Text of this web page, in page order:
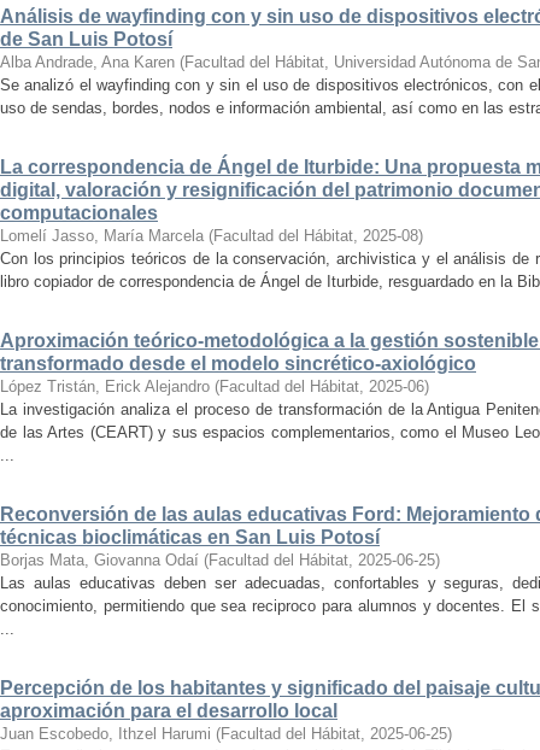
Análisis de wayfinding con y sin uso de dispositivos
de San Luis Potosí
Alba Andrade, Ana Karen (Facultad del Hábitat, Universidad Autónoma de
Se analizó el wayfinding con y sin el uso de dispositivos electrónicos, con
uso de sendas, bordes, nodos e información ambiental, así como en las
La correspondencia de Ángel de Iturbide: Una propuesta
digital, valoración y resignificación del patrimonio
computacionales
Lomelí Jasso, María Marcela (Facultad del Hábitat, 2025-08)
Con los principios teóricos de la conservación, archivistica y el análisis de
libro copiador de correspondencia de Ángel de Iturbide, resguardado en la
Aproximación teórico-metodológica a la gestión
transformado desde el modelo sincrético-axiológico
López Tristán, Erick Alejandro (Facultad del Hábitat, 2025-06)
La investigación analiza el proceso de transformación de la Antigua
de las Artes (CEART) y sus espacios complementarios, como el Museo
...
Reconversión de las aulas educativas Ford:
técnicas bioclimáticas en San Luis Potosí
Borjas Mata, Giovanna Odaí (Facultad del Hábitat, 2025-06-25)
Las aulas educativas deben ser adecuadas, confortables y seguras,
conocimiento, permitiendo que sea reciproco para alumnos y docentes. El
...
Percepción de los habitantes y significado del paisaje
aproximación para el desarrollo local
Juan Escobedo, Ithzel Harumi (Facultad del Hábitat, 2025-06-25)